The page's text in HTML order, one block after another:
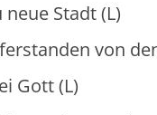
Stadt (L)
von den
(L)